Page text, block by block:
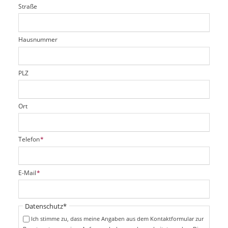
t
r
d
f
d
c
t
f
e
d
Straße
Hausnummer
PLZ
Ort
P
f
i
c
t
f
Telefon*
P
f
i
E-Mail*
Pflichtfeld
Datenschutz*
Ich stimme zu, dass meine Angaben aus dem Kontaktformular zur